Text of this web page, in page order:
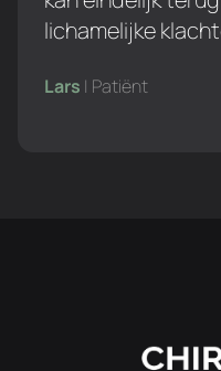
lichamelijke
Lars | Patiënt